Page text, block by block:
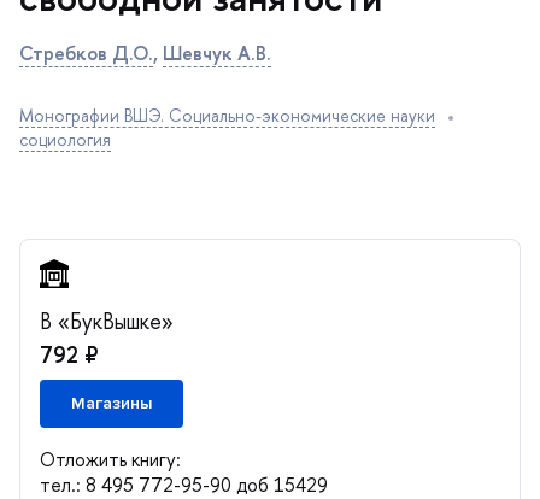
Стребков Д.О., Шевчук А.В.
Монографии ВШЭ. Социально-экономические науки
социология
«БукВышке»
792 ₽
Магазины
Отложить книгу:
тел.: 8 495 772-95-90 доб 15429